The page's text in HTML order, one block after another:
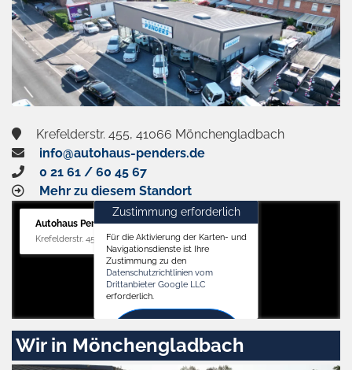
Krefelderstr. 455, 41066 Mönchengladbach
info@autohaus-penders.de
0 21 61 / 60 45 67
Mehr zu diesem Standort
Autohaus Penders (Verkauf)
Krefelderstr. 455, 41066 Mönchengladbach
Zustimmung erforderlich
Für die Aktivierung der Karten- und
Navigationsdienste ist Ihre
Zustimmung zu den
Datenschutzrichtlinien vom
Drittanbieter Google LLC
erforderlich.
Zustimmen
und
aktivieren
Wir in Mönchengladbach